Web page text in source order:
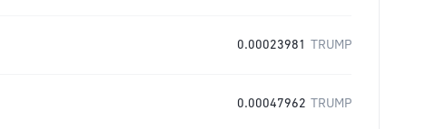
0.00023981 TRUMP
0.00047962 TRUMP